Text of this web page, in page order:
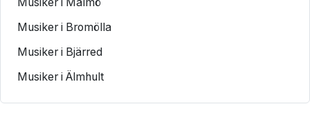
Musiker i Bromölla
Musiker i Bjärred
Musiker i Älmhult